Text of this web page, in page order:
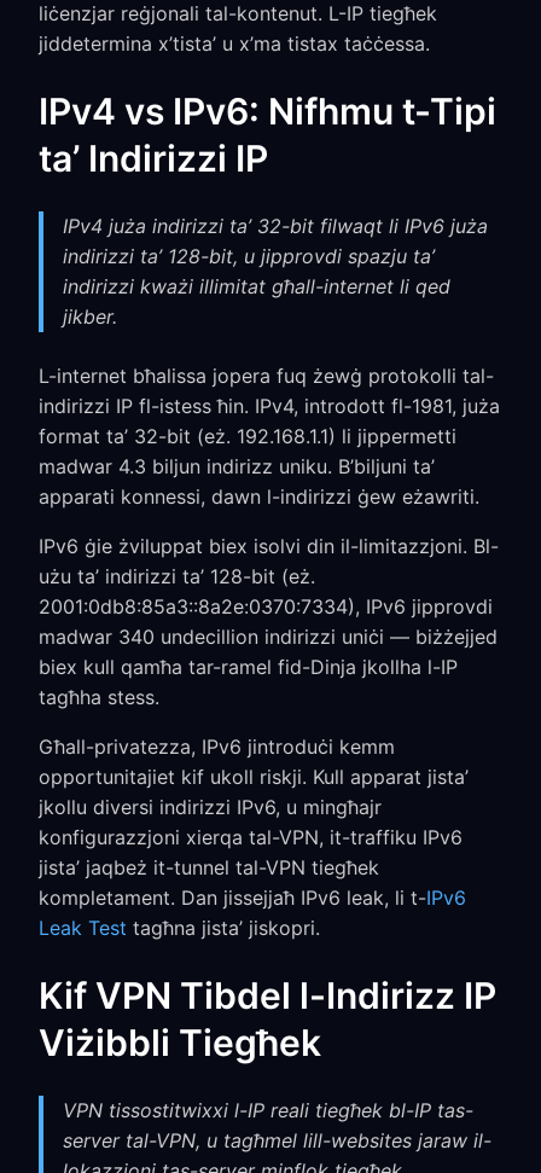
liċenzjar reġjonali tal-kontenut. L-IP tiegħek
jiddetermina x’tista’ u x’ma tistax taċċessa.
IPv4 vs IPv6: Nifhmu t-Tipi
ta’ Indirizzi IP
IPv4 juża indirizzi ta’ 32-bit filwaqt li IPv6 juża
indirizzi ta’ 128-bit, u jipprovdi spazju ta’
indirizzi kważi illimitat għall-internet li qed
jikber.
L-internet bħalissa jopera fuq żewġ protokolli tal-
indirizzi IP fl-istess ħin. IPv4, introdott fl-1981, juża
format ta’ 32-bit (eż. 192.168.1.1) li jippermetti
madwar 4.3 biljun indirizz uniku. B’biljuni ta’
apparati konnessi, dawn l-indirizzi ġew eżawriti.
IPv6 ġie żviluppat biex isolvi din il-limitazzjoni. Bl-
użu ta’ indirizzi ta’ 128-bit (eż.
2001:0db8:85a3::8a2e:0370:7334), IPv6 jipprovdi
madwar 340 undecillion indirizzi uniċi — biżżejjed
biex kull qamħa tar-ramel fid-Dinja jkollha l-IP
tagħha stess.
Għall-privatezza, IPv6 jintroduċi kemm
opportunitajiet kif ukoll riskji. Kull apparat jista’
jkollu diversi indirizzi IPv6, u mingħajr
konfigurazzjoni xierqa tal-VPN, it-traffiku IPv6
jista’ jaqbeż it-tunnel tal-VPN tiegħek
kompletament. Dan jissejjaħ IPv6 leak, li t-IPv6
Leak Test tagħna jista’ jiskopri.
Kif VPN Tibdel l-Indirizz IP
Viżibbli Tiegħek
VPN tissostitwixxi l-IP reali tiegħek bl-IP tas-
server tal-VPN, u tagħmel lill-websites jaraw il-